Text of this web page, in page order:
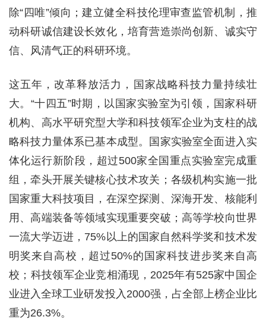
除“四唯”倾向；建立健全科技伦理审查监管机制，推
动科研诚信建设长效化，培育营造崇尚创新、诚实守
信、风清气正的科研环境。
这五年，改革释放活力，国家战略科技力量持续壮
大。“十四五”时期，以国家实验室为引领，国家科研
机构、高水平研究型大学和科技领军企业为支柱的战
略科技力量体系已基本成型。国家实验室全面进入实
体化运行新阶段，超过500家全国重点实验室完成重
组，牵头开展关键核心技术攻关；各级机构实施一批
国家重大科技项目，在深空探测、深海开发、核能利
用、高端装备等领域实现重要突破；高等学校向世界
一流大学迈进，75%以上的国家自然科学奖和技术发
明奖来自高校，超过50%的国家科技进步奖来自高
校；科技领军企业竞相涌现，2025年有525家中国企
业进入全球工业研发投入2000强，占全部上榜企业比
重为26.3%。